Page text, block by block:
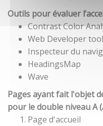
Outils pour évaluer
Contrast Color
Web Developer
Inspecteur du
HeadingsMap
Wave
Pages ayant fait l'objet
pour le double niveau A
Page d'accueil